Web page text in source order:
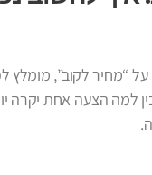
“מחיר לקוב”,
למה הצעה אחת יקרה